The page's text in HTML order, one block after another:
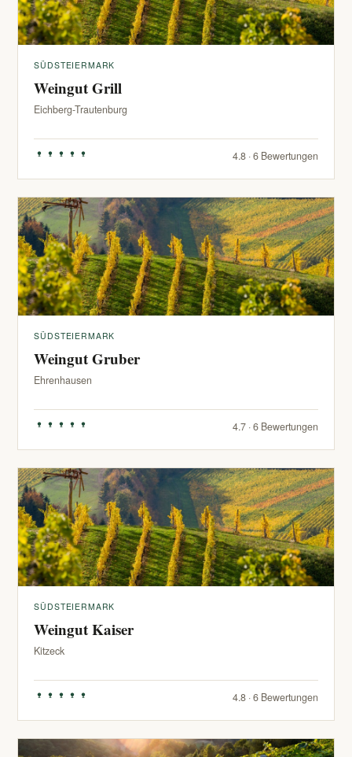
SÜDSTEIERMARK
Weingut Grill
Eichberg-Trautenburg
4.8 · 6 Bewertungen
SÜDSTEIERMARK
Weingut Gruber
Ehrenhausen
4.7 · 6 Bewertungen
SÜDSTEIERMARK
Weingut Kaiser
Kitzeck
4.8 · 6 Bewertungen